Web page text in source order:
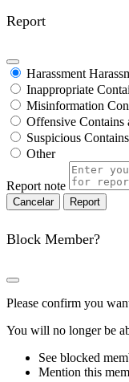
Report
Harassment
Inappropriate
Misinformation
Offensive Contains
Suspicious
Other
Report note
Report
Block Member?
Please confirm you
You will no longer be
See blocked
Mention this